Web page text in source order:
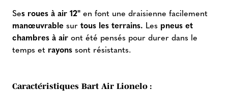
Ses roues à air 12" en font une draisienne facilement
manœuvrable sur tous les terrains. Les pneus et
chambres à air ont été pensés pour durer dans le
temps et rayons sont résistants.
Caractéristiques Bart Air Lionelo :